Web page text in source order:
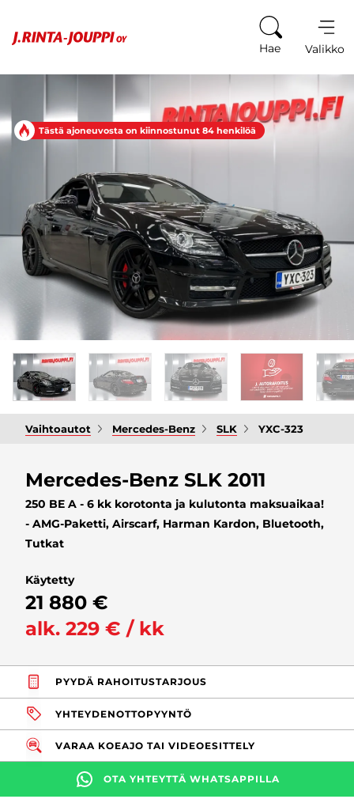
Hae Valikko
Tästä ajoneuvosta on kiinnostunut 84 henkilöä
Vaihtoautot Mercedes-Benz SLK YXC-323
Mercedes-Benz SLK 2011
250 BE A - 6 kk korotonta ja kulutonta maksuaikaa!
- AMG-Paketti, Airscarf, Harman Kardon, Bluetooth,
Tutkat
Käytetty
21 880 €
alk. 229 € / kk
PYYDÄ RAHOITUSTARJOUS
YHTEYDENOTTOPYYNTÖ
VARAA KOEAJO TAI VIDEOESITTELY
OTA YHTEYTTÄ WHATSAPPILLA